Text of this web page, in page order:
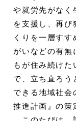
や就労先がなく
を支援し、再
くりを一層す
がいなどの有無
もが住み続けた
で、立ち直ろう
できる地域社会
推進計画』の策